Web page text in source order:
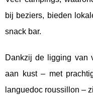
bij beziers, bieden
snack bar.
Dankzij de ligging van
aan kust – met
languedoc roussillon –